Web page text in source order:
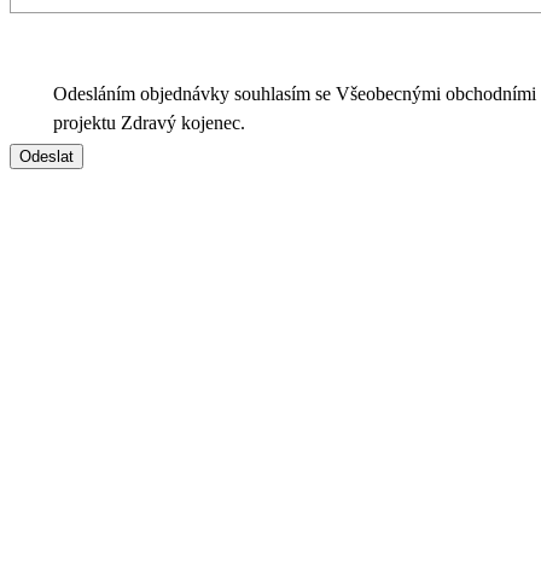
Odesláním objednávky souhlasím se Všeobecnými
projektu Zdravý kojenec.